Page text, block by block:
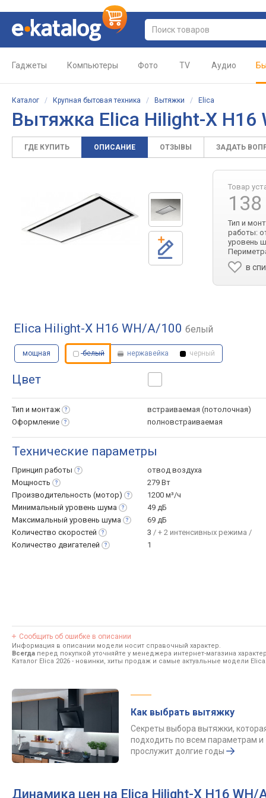
Гаджеты Компьютеры Фото TV Аудио
Каталог / Крупная бытовая техника / Вытяжки / Elica
Вытяжка Elica Hilight-X H16
ГДЕ КУПИТЬ ОПИСАНИЕ ОТЗЫВЫ ЗАДАТЬ
Товар
138
Тип и
работы:
уровень
в
Elica Hilight-X H16 WH/A/100 белый
мощная белый нержавейка черный
Цвет
Тип и монтаж
встраиваемая (потолочная)
Оформление
полновстраиваемая
Технические параметры
Принцип работы
отвод воздуха
Мощность
279 Вт
Производительность (мотор)
1200 м³/ч
Минимальный уровень шума
49 дБ
Максимальный уровень шума
69 дБ
Количество скоростей 3 / + 2 интенсивных режима /
Количество двигателей 1
Сообщить об ошибке в описании
Информация в описании модели носит справочный характер.
Всегда перед покупкой уточняйте у менеджера интернет-магазина
Каталог Elica 2026 - новинки, хиты продаж и самые актуальные модели Elica.
Как выбрать вытяжку
Секреты выбора вытяжки,
подходить по всем параметрам и
прослужит долгие годы
Динамика цен на Elica Hilight-X H16 WH/